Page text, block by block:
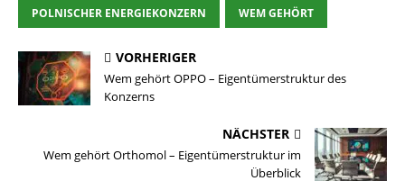
POLNISCHER ENERGIEKONZERN WEM GEHÖRT
VORHERIGER
Wem gehört OPPO – Eigentümerstruktur des
Konzerns
NÄCHSTER
Wem gehört Orthomol – Eigentümerstruktur im
Überblick